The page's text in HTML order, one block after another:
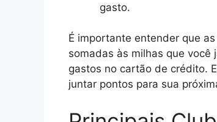
gasto.
É importante entender que
somadas às milhas que você
gastos no cartão de crédito.
juntar pontos para sua